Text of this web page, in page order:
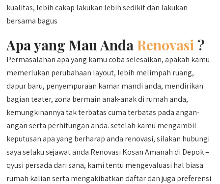
kualitas, lebih cakap lakukan lebih sedikit dan lakukan
bersama bagus
Apa yang Mau Anda Renovasi ?
Permasalahan apa yang kamu coba selesaikan, apakah kamu
memerlukan perubahaan layout, lebih melimpah ruang,
dapur baru, penyempuraan kamar mandi anda, mendirikan
bagian teater, zona bermain anak-anak di rumah anda,
kemungkinannya tak terbatas cuma terbatas pada angan-
angan serta perhitungan anda. setelah kamu mengambil
keputusan apa yang berharap anda renovasi, silakan hubungi
saya selaku sejawat anda Renovasi Kosan Amanah di Depok –
qyusi persada dari sana, kami tentu mengevaluasi hal biasa
rumah kalian serta mengakibatkan daftar dan juga preferensi